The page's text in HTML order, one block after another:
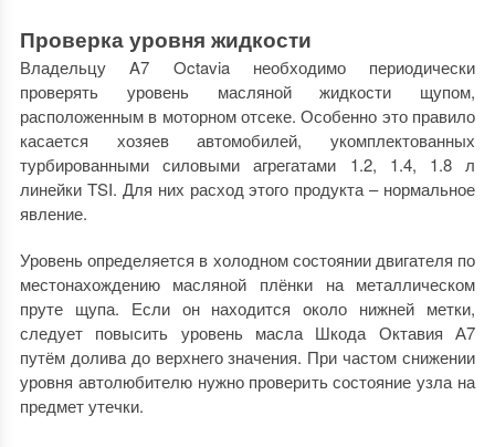
Проверка уровня жидкости
Владельцу A7 Octavia необходимо периодически
проверять уровень масляной жидкости щупом,
расположенным в моторном отсеке. Особенно это правило
касается хозяев автомобилей, укомплектованных
турбированными силовыми агрегатами 1.2, 1.4, 1.8 л
линейки TSI. Для них расход этого продукта – нормальное
явление.
Уровень определяется в холодном состоянии двигателя по
местонахождению масляной плёнки на металлическом
пруте щупа. Если он находится около нижней метки,
следует повысить уровень масла Шкода Октавия А7
путём долива до верхнего значения. При частом снижении
уровня автолюбителю нужно проверить состояние узла на
предмет утечки.